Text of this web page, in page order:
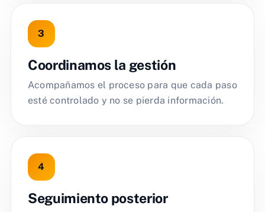
Coordinamos la gestión
Acompañamos el proceso para que cada paso
esté controlado y no se pierda información.
Seguimiento posterior